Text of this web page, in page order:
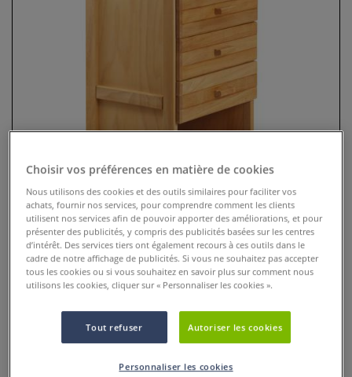
Meuble de rangement Calella
0 Commentaires
Choisir vos préférences en matière de cookies
Nous utilisons des cookies et des outils similaires pour faciliter vos
achats, fournir nos services, pour comprendre comment les clients
utilisent nos services afin de pouvoir apporter des améliorations, et pour
présenter des publicités, y compris des publicités basées sur les centres
d’intérêt. Des services tiers ont également recours à ces outils dans le
cadre de notre affichage de publicités. Si vous ne souhaitez pas accepter
tous les cookies ou si vous souhaitez en savoir plus sur comment nous
utilisons les cookies, cliquer sur « Personnaliser les cookies ».
Tout refuser Autoriser les cookies
Personnaliser les cookies